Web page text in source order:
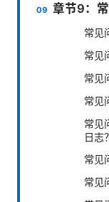
章节9：常
常见
常见
常见
常见
常见
日志？
常见
常见